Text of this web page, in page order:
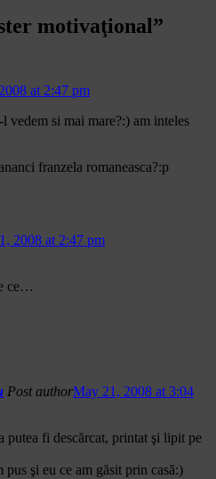
motivaţional ”
at 2:47 pm
vedem si mai mare?:) am inteles
franzela romaneasca?:p
2008 at 2:47 pm
ce…
Post authorMay 21, 2008 at 3:04
putea fi descărcat, printat şi lipit pe
pus şi eu ce am găsit prin casă:)